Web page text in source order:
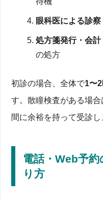
眼科医による診察
処方箋発行・会計
の処方
初診の場合、全体で1〜
す。散瞳検査がある場
間に余裕を持って受診し
電話・Web予
り方